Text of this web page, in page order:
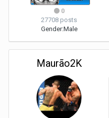
0
27708 posts
Gender:Male
Maurão2K